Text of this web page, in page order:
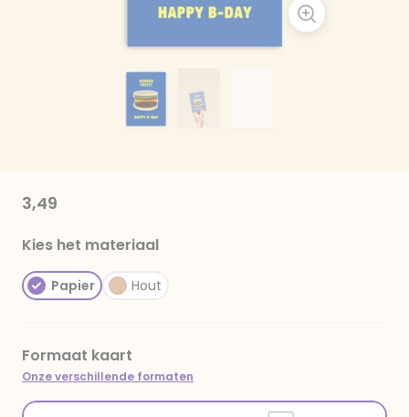
3,49
Kies het materiaal
Papier Hout
Formaat kaart
Onze verschillende formaten